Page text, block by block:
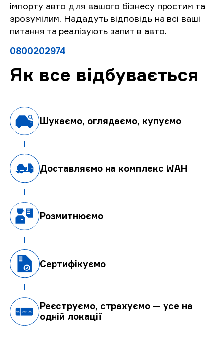
імпорту авто для вашого бізнесу простим та
зрозумілим. Нададуть відповідь на всі ваші
питання та реалізують запит в авто.
0800202974
Як все відбувається
Шукаємо, оглядаємо, купуємо
Доставляємо на комплекс WAH
Розмитнюємо
Сертифікуємо
Реєструємо, страхуємо — усе на
одній локації